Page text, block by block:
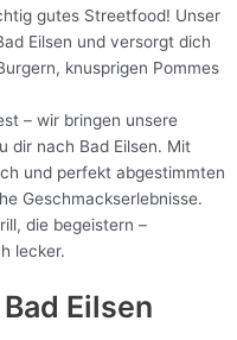
gutes Streetfood! Unser
Eilsen und versorgt dich
knusprigen Pommes
– wir bringen unsere
dir nach Bad Eilsen. Mit
und perfekt abgestimmten
Geschmackserlebnisse.
die begeistern –
lecker.
Eilsen